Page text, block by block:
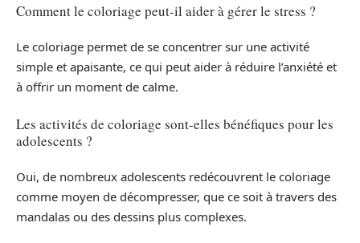
Comment le coloriage peut-il aider à gérer le stress ?
Le coloriage permet de se concentrer sur une activité
simple et apaisante, ce qui peut aider à réduire l’anxiété et
à offrir un moment de calme.
Les activités de coloriage sont-elles bénéfiques pour les
adolescents ?
Oui, de nombreux adolescents redécouvrent le coloriage
comme moyen de décompresser, que ce soit à travers des
mandalas ou des dessins plus complexes.